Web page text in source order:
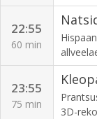
22:55
60 min
23:55
75 min
3D-